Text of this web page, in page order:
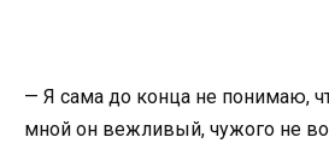
— Я сама до конца не понимаю,
мной он вежливый, чужого не